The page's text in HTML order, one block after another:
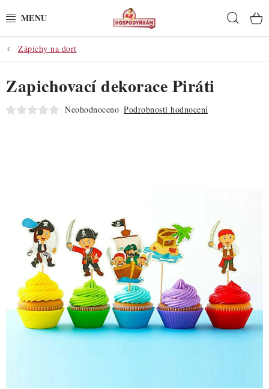
na
POTŘEBY
POMŮCKY
SUROVINY
POCHUTINY
ZDRAVÉ PEČENÍ
DÁRKOVÉ POUKAZY
TÉMATICKÉ PRODUKTY
Zápichy na dort
Zapichovací dekorace Piráti
Neohodnoceno Podrobnosti hodnocení